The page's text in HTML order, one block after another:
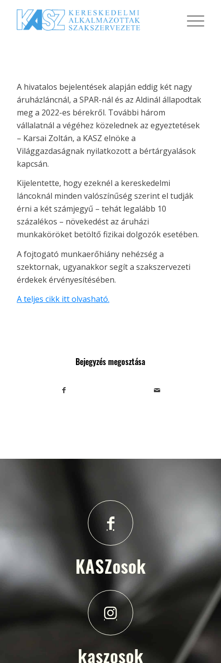
A hivatalos bejelentések alapján eddig két nagy
áruházláncnál, a SPAR-nál és az Aldinál állapodtak
meg a 2022-es bérekről. További három
vállalatnál a végéhez közelednek az egyeztetések
– Karsai Zoltán, a KASZ elnöke a
Világgazdaságnak nyilatkozott a bértárgyalások
kapcsán.
Kijelentette, hogy ezeknél a kereskedelmi
láncoknál minden valószínűség szerint el tudják
érni a két számjegyű – tehát legalább 10
százalékos – növekedést az áruházi
munkaköröket betöltő fizikai dolgozók esetében.
A fojtogató munkaerőhiány nehézség a
szektornak, ugyanakkor segít a szakszervezeti
érdekek érvényesítésében.
A teljes cikk itt olvasható.
Bejegyzés megosztása
KASZosok
kaszosok